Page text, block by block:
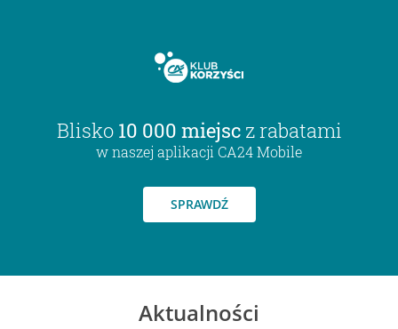
Blisko 10 000 miejsc z rabatami
w naszej aplikacji CA24 Mobile
SPRAWDŹ
Aktualności